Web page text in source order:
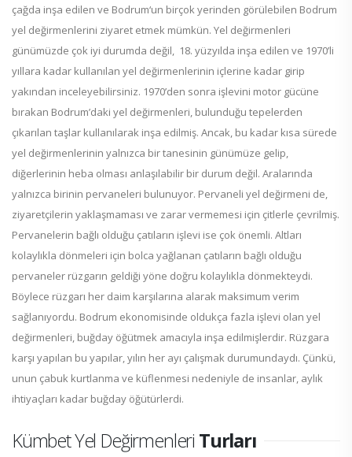
çağda inşa edilen ve Bodrum‘un birçok yerinden görülebilen Bodrum
yel değirmenlerini ziyaret etmek mümkün. Yel değirmenleri
günümüzde çok iyi durumda değil, 18. yüzyılda inşa edilen ve 1970’li
yıllara kadar kullanılan yel değirmenlerinin içlerine kadar girip
yakından inceleyebilirsiniz. 1970’den sonra işlevini motor gücüne
bırakan Bodrum’daki yel değirmenleri, bulunduğu tepelerden
çıkarılan taşlar kullanılarak inşa edilmiş. Ancak, bu kadar kısa sürede
yel değirmenlerinin yalnızca bir tanesinin günümüze gelip,
diğerlerinin heba olması anlaşılabilir bir durum değil. Aralarında
yalnızca birinin pervaneleri bulunuyor. Pervaneli yel değirmeni de,
ziyaretçilerin yaklaşmaması ve zarar vermemesi için çitlerle çevrilmiş.
Pervanelerin bağlı olduğu çatıların işlevi ise çok önemli. Altları
kolaylıkla dönmeleri için bolca yağlanan çatıların bağlı olduğu
pervaneler rüzgarın geldiği yöne doğru kolaylıkla dönmekteydi.
Böylece rüzgarı her daim karşılarına alarak maksimum verim
sağlanıyordu. Bodrum ekonomisinde oldukça fazla işlevi olan yel
değirmenleri, buğday öğütmek amacıyla inşa edilmişlerdir. Rüzgara
karşı yapılan bu yapılar, yılın her ayı çalışmak durumundaydı. Çünkü,
unun çabuk kurtlanma ve küflenmesi nedeniyle de insanlar, aylık
ihtiyaçları kadar buğday öğütürlerdi.
Kümbet Yel Değirmenleri Turları